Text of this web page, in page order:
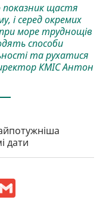
щастя
і серед окремих
море труднощів
способи
та рухатися
КМІС Антон
дати